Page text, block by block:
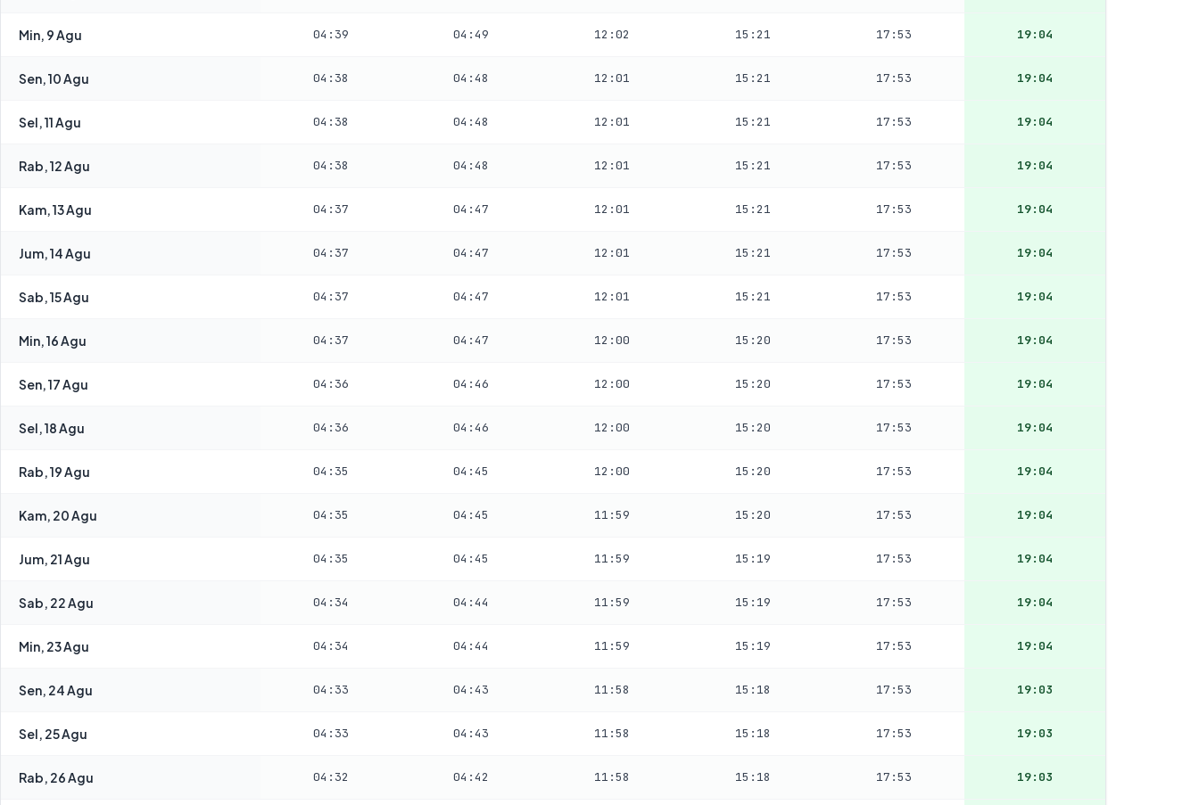
Min, 9 Agu 04:39 04:49 12:02 15:21 17:53 19:04
Sen, 10 Agu 04:38 04:48 12:01 15:21 17:53 19:04
Sel, 11 Agu 04:38 04:48 12:01 15:21 17:53 19:04
Rab, 12 Agu 04:38 04:48 12:01 15:21 17:53 19:04
Kam, 13 Agu 04:37 04:47 12:01 15:21 17:53 19:04
Jum, 14 Agu 04:37 04:47 12:01 15:21 17:53 19:04
Sab, 15 Agu 04:37 04:47 12:01 15:21 17:53 19:04
Min, 16 Agu 04:37 04:47 12:00 15:20 17:53 19:04
Sen, 17 Agu 04:36 04:46 12:00 15:20 17:53 19:04
Sel, 18 Agu 04:36 04:46 12:00 15:20 17:53 19:04
Rab, 19 Agu 04:35 04:45 12:00 15:20 17:53 19:04
Kam, 20 Agu 04:35 04:45 11:59 15:20 17:53 19:04
Jum, 21 Agu 04:35 04:45 11:59 15:19 17:53 19:04
Sab, 22 Agu 04:34 04:44 11:59 15:19 17:53 19:04
Min, 23 Agu 04:34 04:44 11:59 15:19 17:53 19:04
Sen, 24 Agu 04:33 04:43 11:58 15:18 17:53 19:03
Sel, 25 Agu 04:33 04:43 11:58 15:18 17:53 19:03
Rab, 26 Agu 04:32 04:42 11:58 15:18 17:53 19:03